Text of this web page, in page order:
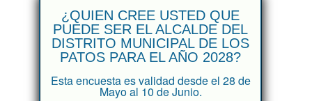
¿QUIEN CREE USTED QUE
PUEDE SER EL ALCALDE DEL
DISTRITO MUNICIPAL DE LOS
PATOS PARA EL AÑO 2028?
Esta encuesta es validad desde el 28 de
Mayo al 10 de Junio.